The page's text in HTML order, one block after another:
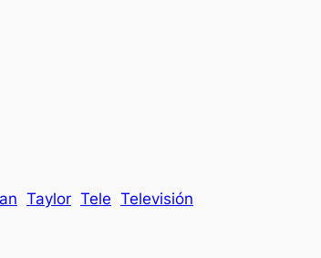
Taylor Tele Televisión